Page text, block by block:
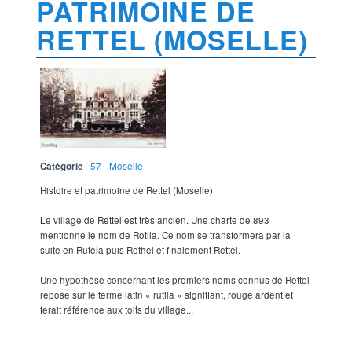
PATRIMOINE DE
RETTEL (MOSELLE)
Catégorie
57 - Moselle
Histoire et patrimoine de Rettel (Moselle)
Le village de Rettel est très ancien. Une charte de 893
mentionne le nom de Rotila. Ce nom se transformera par la
suite en Rutela puis Rethel et finalement Rettel.
Une hypothèse concernant les premiers noms connus de Rettel
repose sur le terme latin « rutila » signifiant, rouge ardent et
ferait référence aux toits du village...